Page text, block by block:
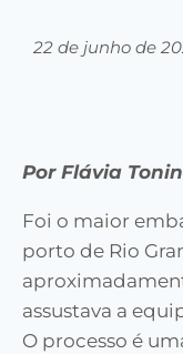
22 de junho de
Por Flávia Tonin
Foi o maior
porto de Rio
assustava a
O processo é